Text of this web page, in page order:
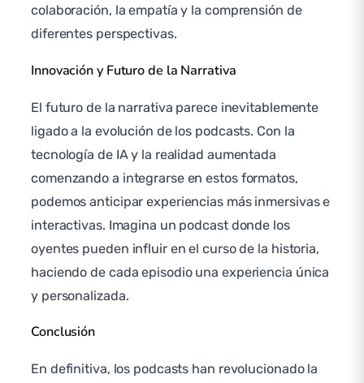
colaboración, la empatía y la comprensión de
diferentes perspectivas.
Innovación y Futuro de la Narrativa
El futuro de la narrativa parece inevitablemente
ligado a la evolución de los podcasts. Con la
tecnología de IA y la realidad aumentada
comenzando a integrarse en estos formatos,
podemos anticipar experiencias más inmersivas e
interactivas. Imagina un podcast donde los
oyentes pueden influir en el curso de la historia,
haciendo de cada episodio una experiencia única
y personalizada.
Conclusión
En definitiva, los podcasts han revolucionado la